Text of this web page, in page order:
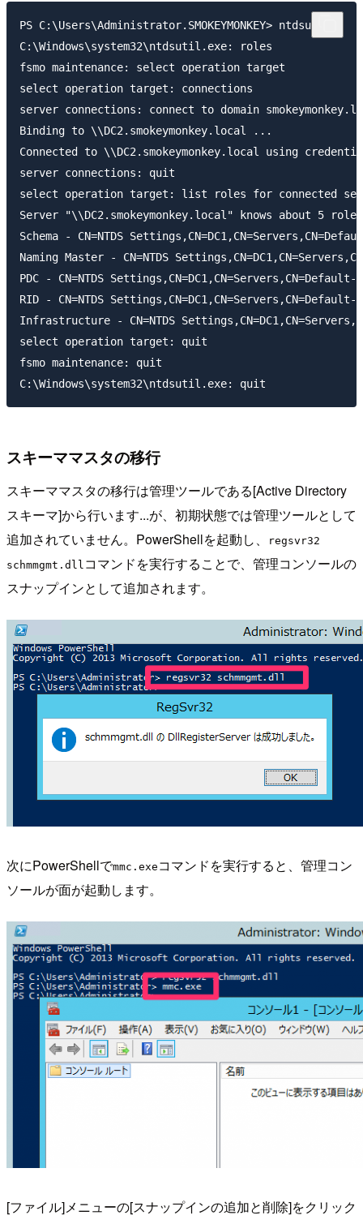
PS C:\Users\Administrator.SMOKEYMONKEY> ntdsutil
C:\Windows\system32\ntdsutil.exe: roles
fsmo maintenance: select operation target
select operation target: connections
server connections: connect to domain
Binding to \\DC2.smokeymonkey.local ...
Connected to \\DC2.smokeymonkey.local using
server connections: quit
select operation target: list roles for connected
Server "\\DC2.smokeymonkey.local" knows about 5 roles
Schema - CN=NTDS
Naming Master - CN=NTDS
PDC - CN=NTDS
RID - CN=NTDS
Infrastructure - CN=NTDS
select operation target: quit
fsmo maintenance: quit
スキーママスタの移行
スキーママスタの移行は管理ツールである[Active Directory
スキーマ]から行います...が、初期状態では管理ツールとして
追加されていません。PowerShellを起動し、
regsvr32
schmmgmt.dll コマンドを実行することで、管理コンソールの
スナップインとして追加されます。
次にPowerShellでmmc.exe コマンドを実行すると、管理コン
ソールが面が起動します。
[ファイル]メニューの[スナップインの追加と削除]をクリック